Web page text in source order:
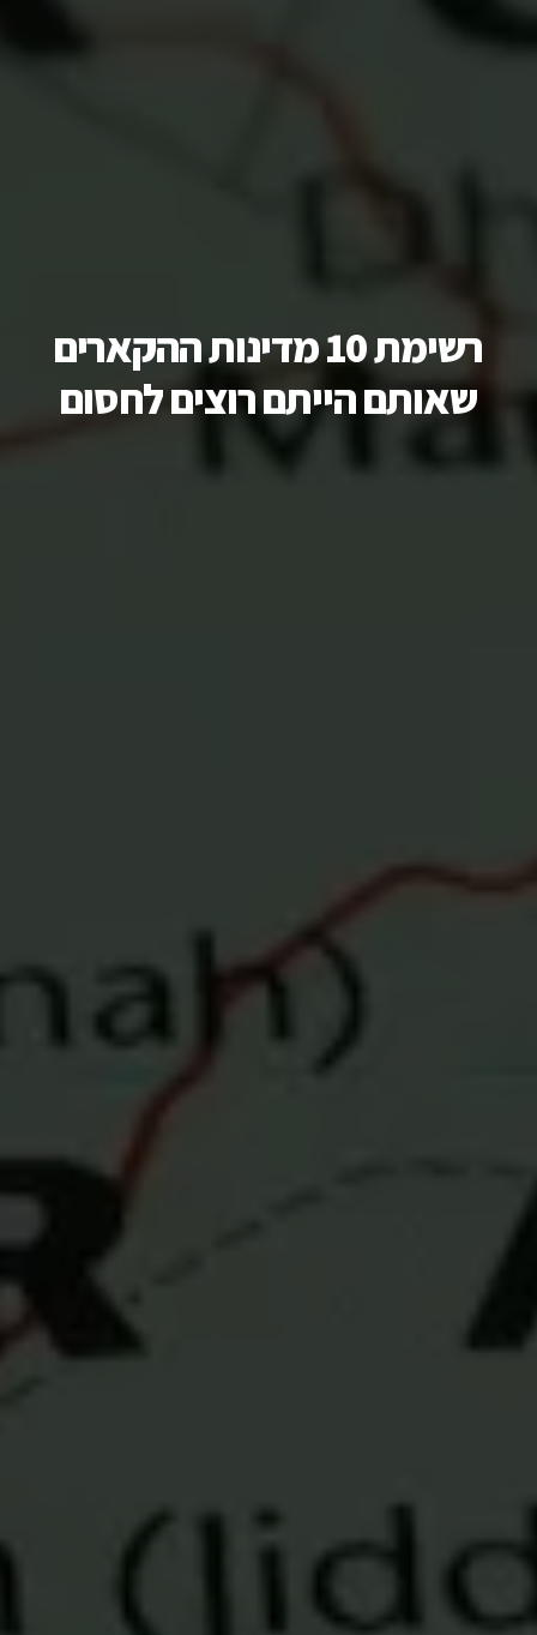
רשימת 10 מדינות ההקארים
שאותם הייתם רוצים לחסום